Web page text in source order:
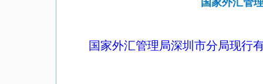
国家外汇管
国家外汇管理局深圳市分局现行